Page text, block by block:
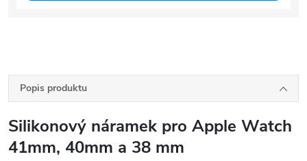
Popis produktu
Silikonový náramek pro Apple Watch
41mm, 40mm a 38 mm